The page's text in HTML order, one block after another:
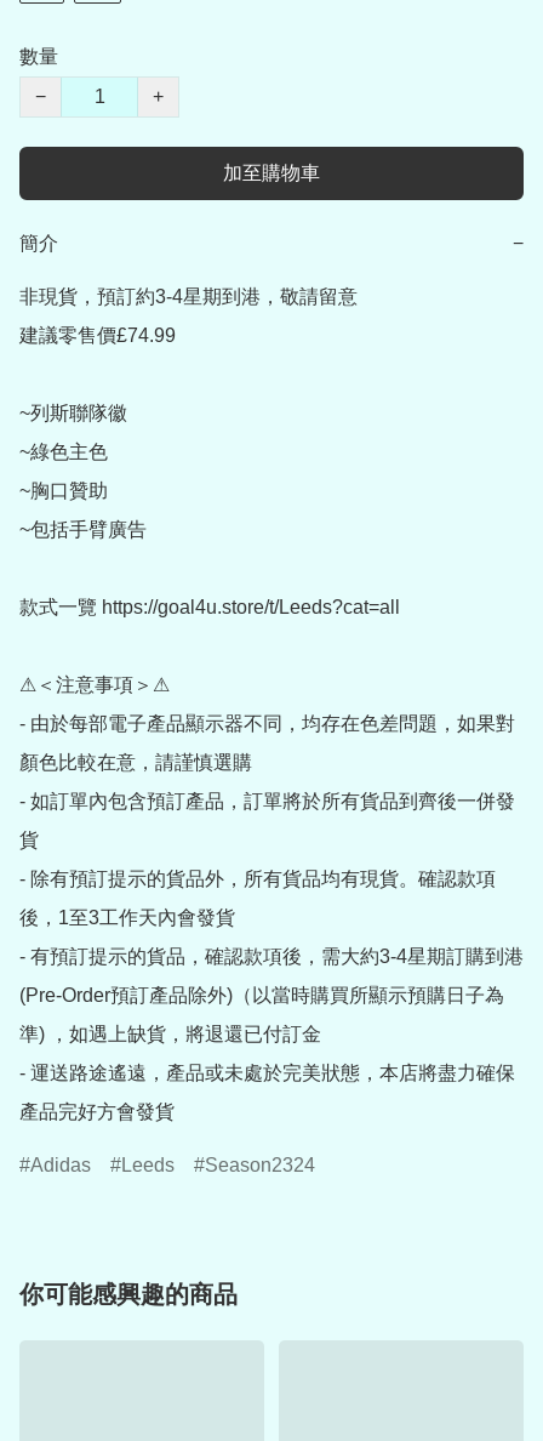
數量
−
+
加至購物車
簡介 −
非現貨，預訂約3-4星期到港，敬請留意
建議零售價£74.99
~列斯聯隊徽
~綠色主色
~胸口贊助
~包括手臂廣告
款式一覽 https://goal4u.store/t/Leeds?cat=all
⚠＜注意事項＞⚠
- 由於每部電子產品顯示器不同，均存在色差問題，如果對
顏色比較在意，請謹慎選購
- 如訂單內包含預訂產品，訂單將於所有貨品到齊後一併發
貨
- 除有預訂提示的貨品外，所有貨品均有現貨。確認款項
後，1至3工作天內會發貨
- 有預訂提示的貨品，確認款項後，需大約3-4星期訂購到港
(Pre-Order預訂產品除外)（以當時購買所顯示預購日子為
準) ，如遇上缺貨，將退還已付訂金
- 運送路途遙遠，產品或未處於完美狀態，本店將盡力確保
產品完好方會發貨
Adidas Leeds Season2324
你可能感興趣的商品